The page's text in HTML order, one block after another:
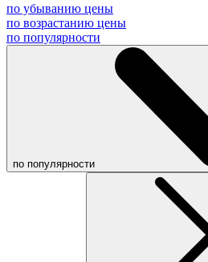
по убыванию цены
по возрастанию цены
по популярности
по популярности